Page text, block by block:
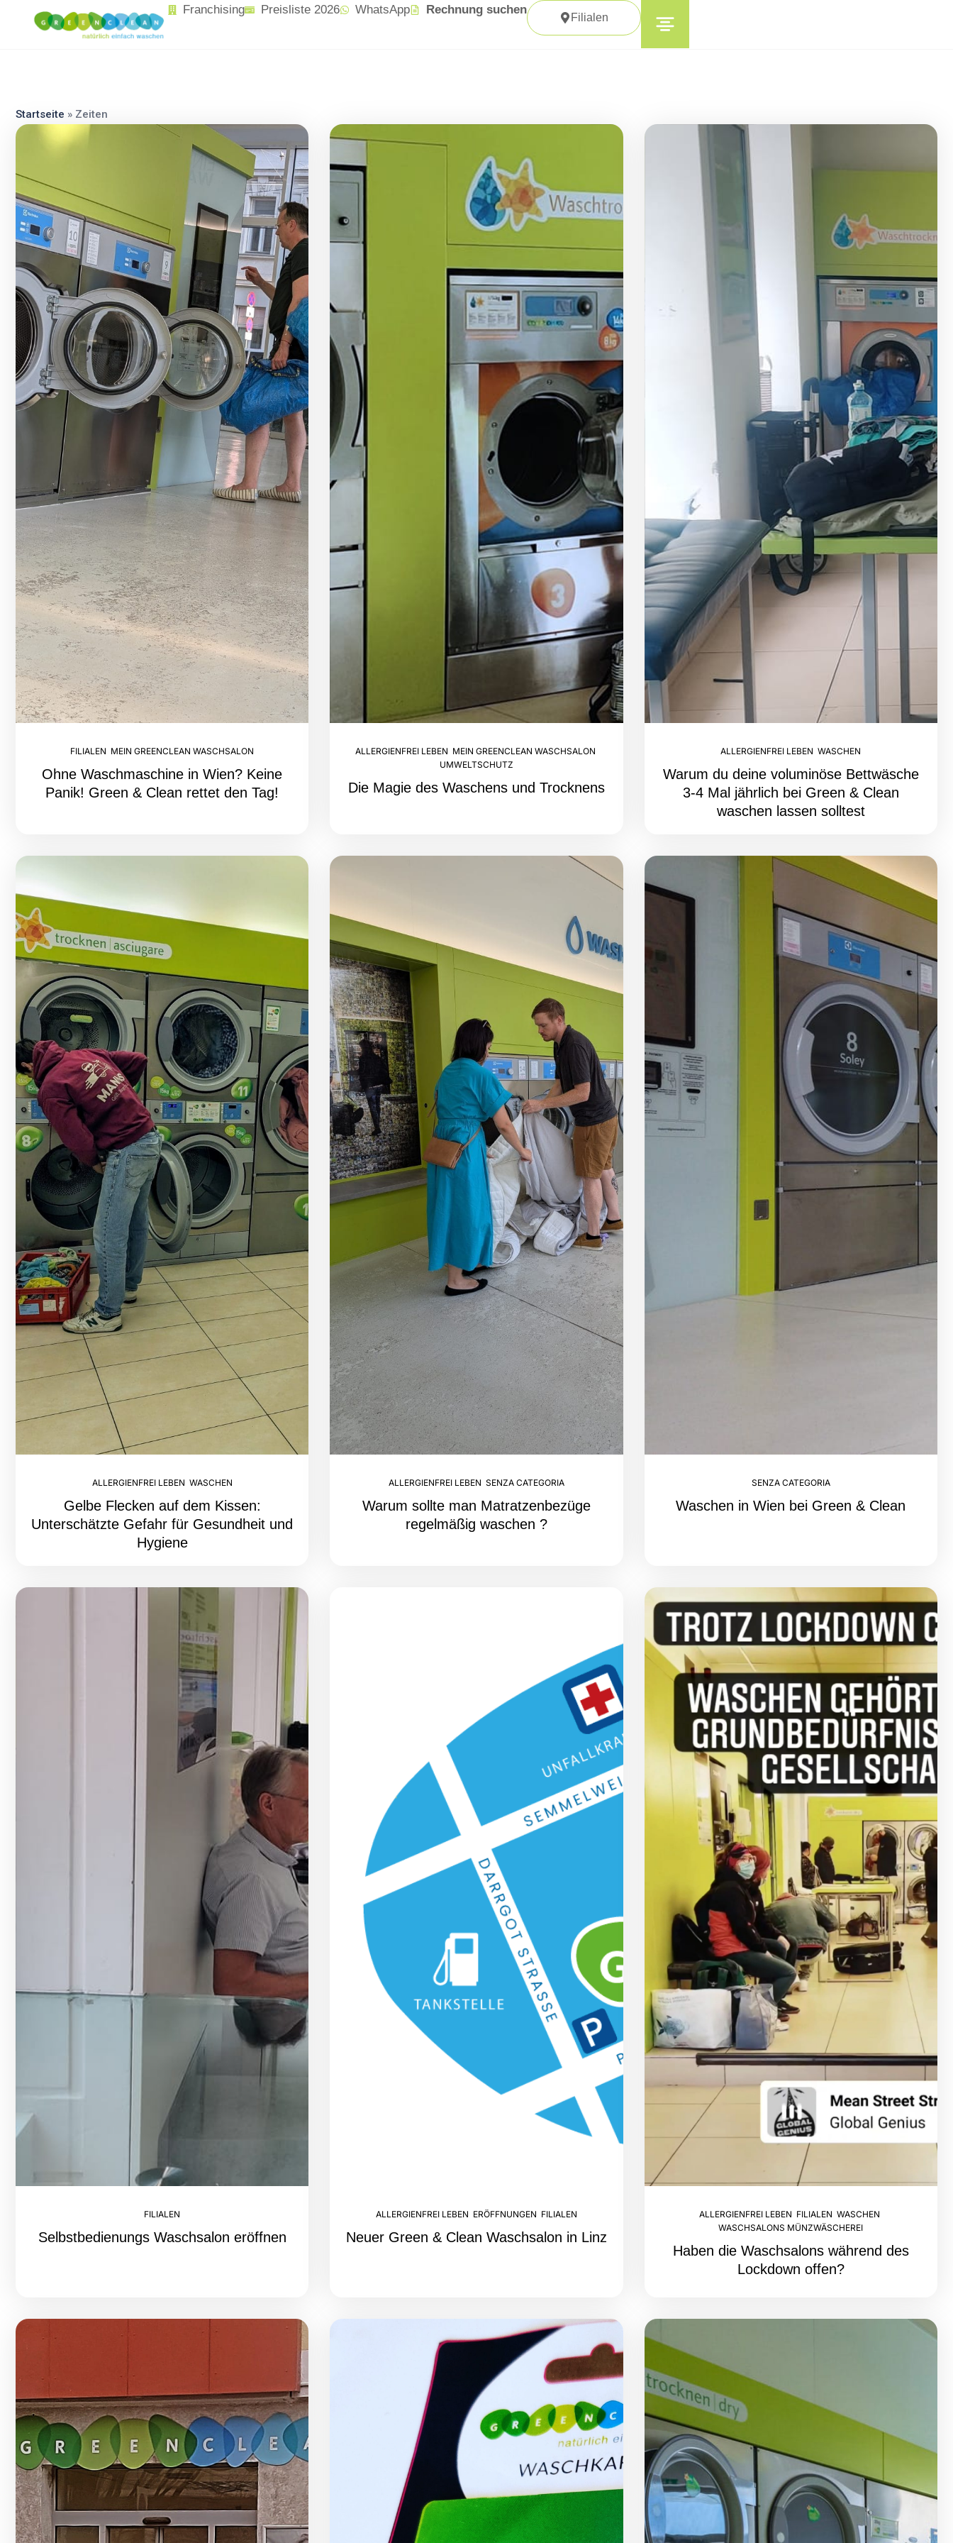
content Franchising Preisliste 2026 WhatsApp Rechnung suchen
Filialen
Startseite » Zeiten
FILIALEN MEIN GREENCLEAN WASCHSALON
Ohne Waschmaschine in Wien? Keine
Panik! Green & Clean rettet den Tag!
ALLERGIENFREI LEBEN MEIN GREENCLEAN WASCHSALON
UMWELTSCHUTZ
Die Magie des Waschens und Trocknens
ALLERGIENFREI LEBEN ,WASCHEN
Warum du deine voluminöse Bettwäsche
3-4 Mal jährlich bei Green & Clean
waschen lassen solltest
ALLERGIENFREI LEBEN WASCHEN
Gelbe Flecken auf dem Kissen:
Unterschätzte Gefahr für Gesundheit und
Hygiene
ALLERGIENFREI LEBEN SENZA CATEGORIA
Warum sollte man Matratzenbezüge
regelmäßig waschen ?
SENZA CATEGORIA
Waschen in Wien bei Green & Clean
FILIALEN
Selbstbedienungs Waschsalon eröffnen
ALLERGIENFREI LEBEN ERÖFFNUNGEN FILIALEN
Neuer Green & Clean Waschsalon in Linz
ALLERGIENFREI LEBEN FILIALEN ,WASCHEN
WASCHSALONS MÜNZWÄSCHEREI
Haben die Waschsalons während des
Lockdown offen?